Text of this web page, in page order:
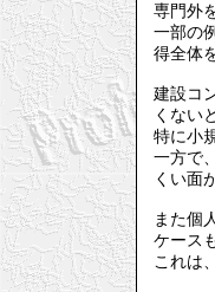
専門外
一部の
得全体
建設コ
くない
特に小
一方で
くい面
また個
ケース
これは